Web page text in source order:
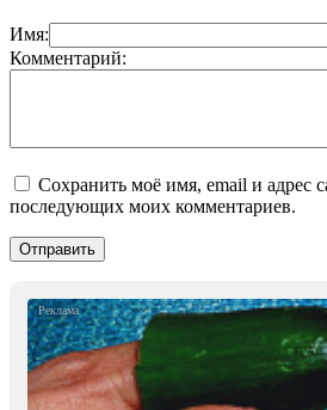
Имя:
Комментарий:
Сохранить моё имя, email и адрес
последующих моих комментариев.